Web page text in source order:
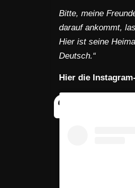
Bitte, meine
darauf ankommt,
Hier ist seine
Deutsch.“
Hier die